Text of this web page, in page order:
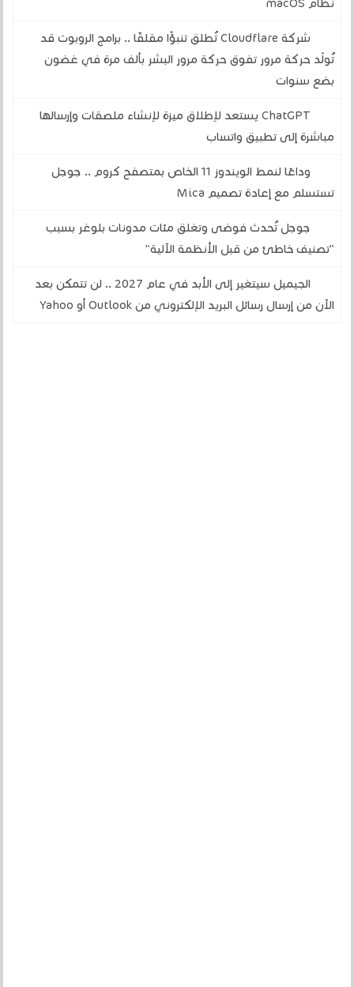
نظام macOS
شركة Cloudflare تُطلق تنبؤًا مقلقًا .. برامج الروبوت قد
تُولّد حركة مرور تفوق حركة مرور البشر بألف مرة في غضون
بضع سنوات
ChatGPT يستعد لإطلاق ميزة لإنشاء ملصقات وإرسالها
مباشرة إلى تطبيق واتساب
وداعًا لنمط الويندوز 11 الخاص بمتصفح كروم .. جوجل
تستسلم مع إعادة تصميم Mica
جوجل تُحدث فوضى وتغلق مئات مدونات بلوغر بسبب
"تصنيف خاطئ من قبل الأنظمة الآلية"
الجيميل سيتغير إلى الأبد في عام 2027 .. لن تتمكن بعد
الآن من إرسال رسائل البريد الإلكتروني من Outlook أو Yahoo